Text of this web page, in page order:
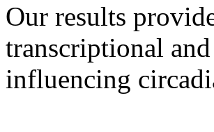
Our results
transcriptional
influencing